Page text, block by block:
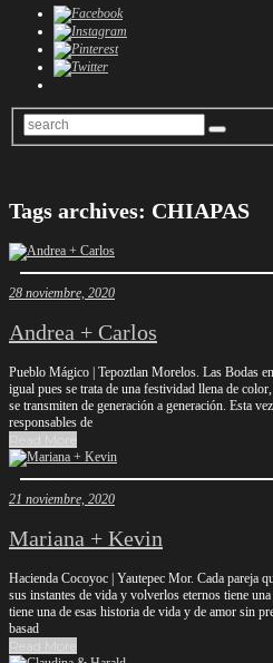
Tags archives: CHIAPAS
28 noviembre, 2020
Andrea + Carlos
Pueblo Mágico | Tepoztlan Morelos. Las Bodas
igual pues se trata de una festividad llena de
se transmiten de generación a generación. Esta
responsables de
21 noviembre, 2020
Mariana + Kevin
Hacienda Cocoyoc | Yautepec Mor. Cada pareja
sus instantes de vida y volverlos eternos tiene
tiene una de esas historia de vida y de amor sin
basad